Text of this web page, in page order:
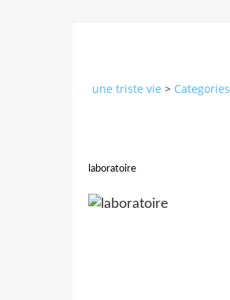
une triste vie > Categories
laboratoire